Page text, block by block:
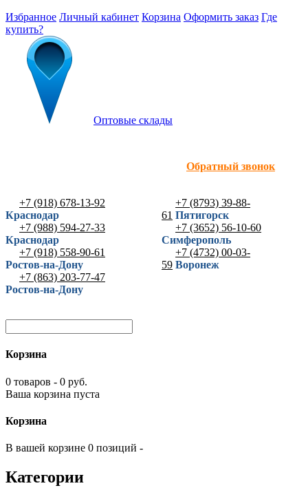
Избранное Личный кабинет Корзина Оформить заказ Где
купить?
Оптовые склады
Обратный звонок
+7 (918) 678-13-92
Краснодар
+7 (988) 594-27-33
Краснодар
+7 (918) 558-90-61
Ростов-на-Дону
+7 (863) 203-77-47
Ростов-на-Дону
+7 (8793) 39-88-
61 Пятигорск
+7 (3652) 56-10-60
Симферополь
+7 (4732) 00-03-
59 Воронеж
Корзина
0 товаров - 0 руб.
Ваша корзина пуста
Корзина
В вашей корзине 0 позиций -
Категории